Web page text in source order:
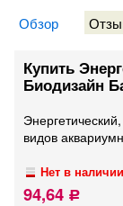
Обзор
Купить
Биодизайн
видов
Нет в наличии
94,64 Р